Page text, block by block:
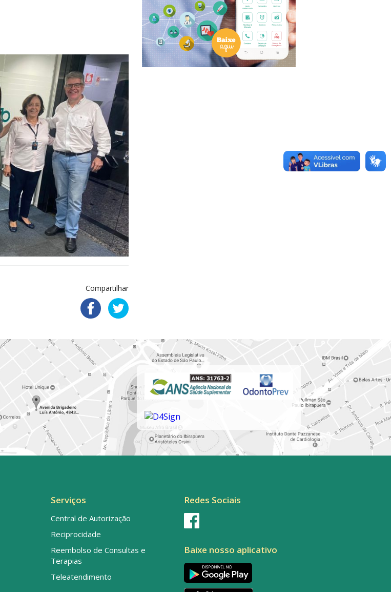
Compartilhar
Serviços
Central de Autorização
Reciprocidade
Reembolso de Consultas e
Terapias
Teleatendimento
Redes Sociais
Baixe nosso aplicativo